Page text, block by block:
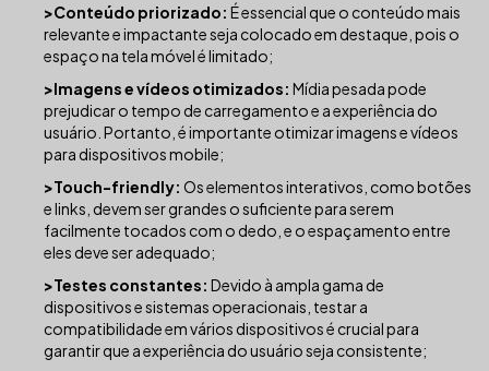
>Conteúdo priorizado: É essencial que o conteúdo mais
relevante e impactante seja colocado em destaque, pois o
espaço na tela móvel é limitado;
>Imagens e vídeos otimizados: Mídia pesada pode
prejudicar o tempo de carregamento e a experiência do
usuário. Portanto, é importante otimizar imagens e vídeos
para dispositivos mobile;
>Touch-friendly: Os elementos interativos, como botões
e links, devem ser grandes o suficiente para serem
facilmente tocados com o dedo, e o espaçamento entre
eles deve ser adequado;
>Testes constantes: Devido à ampla gama de
dispositivos e sistemas operacionais, testar a
compatibilidade em vários dispositivos é crucial para
garantir que a experiência do usuário seja consistente;